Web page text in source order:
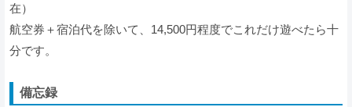
在）
航空券＋宿泊代を除いて、14,500円程度でこれだけ遊べたら十
分です。
備忘録